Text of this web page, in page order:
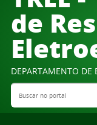
de
DEPARTAMENTO DE
Buscar no portal